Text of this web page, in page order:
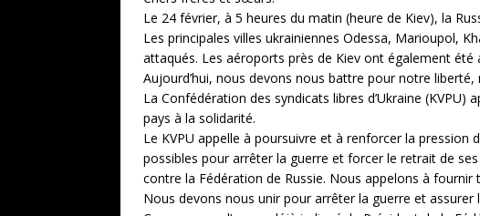
Le 24 février, à 5 heures du matin (heure de Kiev), la
Les principales villes ukrainiennes Odessa, Marioupol,
attaqués. Les aéroports près de Kiev ont également été
Aujourd’hui, nous devons nous battre pour notre
La Confédération des syndicats libres d’Ukraine
pays à la solidarité.
Le KVPU appelle à poursuivre et à renforcer la
possibles pour arrêter la guerre et forcer le retrait de
contre la Fédération de Russie. Nous appelons à fournir
Nous devons nous unir pour arrêter la guerre et